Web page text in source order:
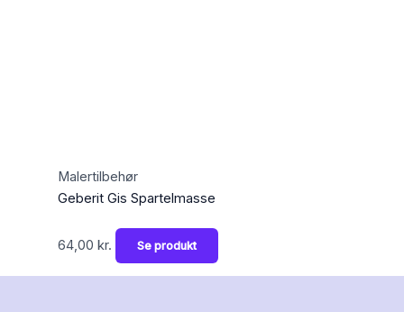
Malertilbehør
Geberit Gis Spartelmasse
64,00 kr. Se produkt